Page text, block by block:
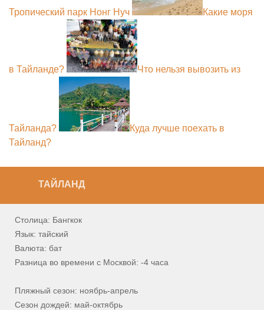
Тропический парк Нонг Нуч Какие моря
в Тайланде? Что нельзя вывозить из
Тайланда?
Куда лучше поехать в
Тайланд?
ТАЙЛАНД
Столица: Бангкок
Язык: тайский
Валюта: бат
Разница во времени с Москвой: -4 часа
Пляжный сезон: ноябрь-апрель
Сезон дождей: май-октябрь